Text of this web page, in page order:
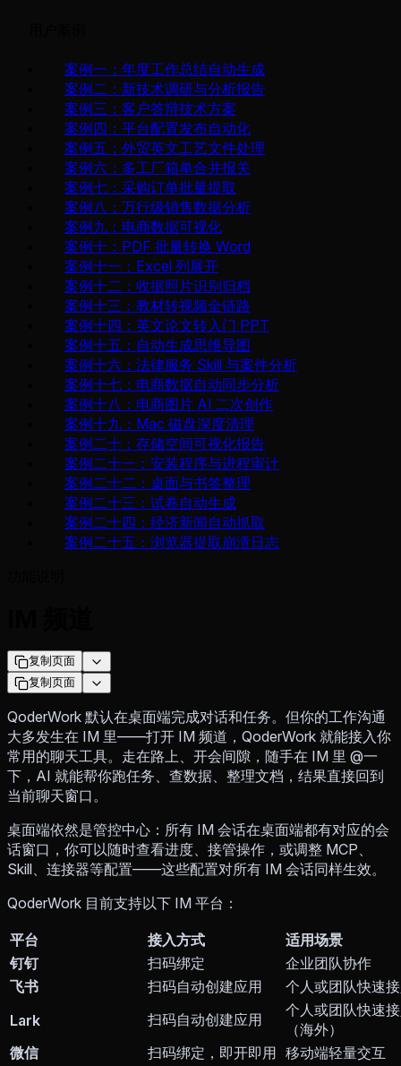
案例一：年度工作总结自动生成
案例二：新技术调研与分析报告
案例三：客户答辩技术方案
案例四：平台配置发布自动化
案例五：外贸英文工艺文件处理
案例六：多工厂箱单合并报关
案例七：采购订单批量提取
案例八：万行级销售数据分析
案例九：电商数据可视化
案例十：PDF 批量转换 Word
案例十一：Excel 列展开
案例十二：收据照片识别归档
案例十三：教材转视频全链路
案例十四：英文论文转入门 PPT
案例十五：自动生成思维导图
案例十六：法律服务 Skill 与案件分析
案例十七：电商数据自动同步分析
案例十八：电商图片 AI 二次创作
案例十九：Mac 磁盘深度清理
案例二十：存储空间可视化报告
案例二十一：安装程序与进程审计
案例二十二：桌面与书签整理
案例二十三：试卷自动生成
案例二十四：经济新闻自动抓取
案例二十五：浏览器提取崩溃日志
复制页面
复制页面
QoderWork 默认在桌面端完成对话和任务。但你的工作沟通
大多发生在 IM 里——打开 IM 频道，QoderWork 就能接入你
常用的聊天工具。走在路上、开会间隙，随手在 IM 里 @一
下，AI 就能帮你跑任务、查数据、整理文档，结果直接回到
当前聊天窗口。
桌面端依然是管控中心：所有 IM 会话在桌面端都有对应的会
话窗口，你可以随时查看进度、接管操作，或调整 MCP、
Skill、连接器等配置——这些配置对所有 IM 会话同样生效。
QoderWork 目前支持以下 IM 平台：
平台 接入方式
适用场景
钉钉
扫码绑定
企业团队协作
飞书
扫码自动创建应用
个人或团队快速
Lark
扫码自动创建应用
个人或团队快速
（海外）
微信
扫码绑定，即开即用 移动端轻量交互